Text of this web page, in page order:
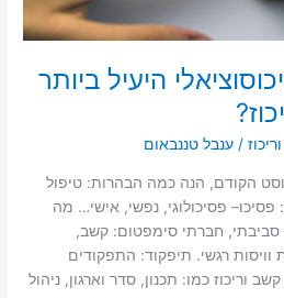
היעיל ביותר
/ענבל טננבאום
הקודם, הנה כמה הבהרות: טיפול
פסיכו– פסיכולוגי, נפשי, אישי… מה
חברתי סימפטום: קשב,
וויסות רגשי. תיפקוד: התפקודים
וריכוז כמו: תכנון, סדר וארגון, ניהול